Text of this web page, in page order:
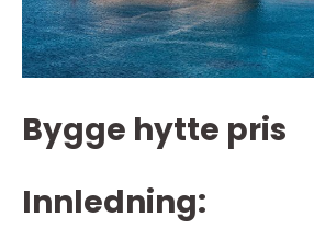
Bygge hytte pris
Innledning: